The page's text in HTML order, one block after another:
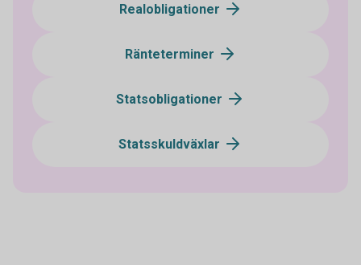
Realobligationer
Ränteterminer
Statsobligationer
Statsskuldväxlar